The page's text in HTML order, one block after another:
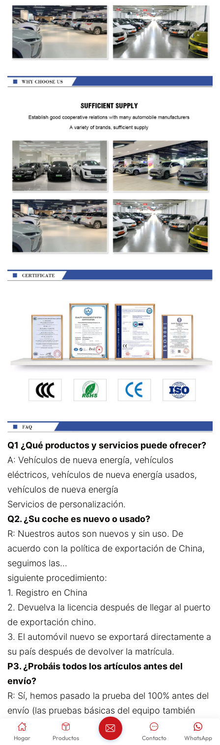
Q1 ¿Qué productos y servicios puede ofrecer?
A: Vehículos de nueva energía, vehículos
eléctricos, vehículos de nueva energía usados,
vehículos de nueva energía
Servicios de personalización.
Q2. ¿Su coche es nuevo o usado?
R: Nuestros autos son nuevos y sin uso. De
acuerdo con la política de exportación de China,
seguimos las...
siguiente procedimiento:
1. Registro en China
2. Devuelva la licencia después de llegar al puerto
de exportación chino.
3. El automóvil nuevo se exportará directamente a
su país después de devolver la matrícula.
P3. ¿Probáis todos los artículos antes del
envío?
R: Sí, hemos pasado la prueba del 100% antes del
envío (las pruebas básicas del equipo también
incluyen
caminos, escalada, lluvia,
Hogar Productos WhatsApp
Contacto